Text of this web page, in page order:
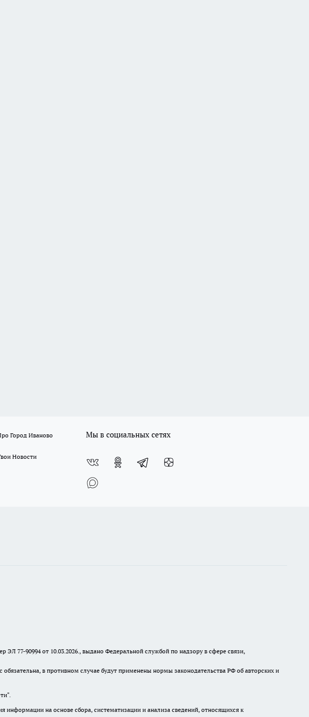
Город Иваново
Новости
Мы в социальных сетях
77-90994 от 10.03.2026., выдано Федеральной службой по надзору в сфере связи,
обязательна, в противном случае будут применены нормы законодательства РФ об авторских и
на основе сбора, систематизации и анализа сведений, относящихся к